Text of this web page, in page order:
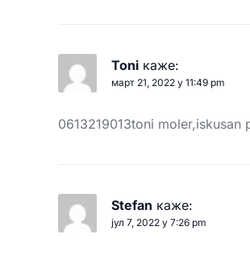
Toni каже:
март 21, 2022 у 11:49 pm
0613219013toni moler,iskusan
Stefan каже:
јул 7, 2022 у 7:26 pm